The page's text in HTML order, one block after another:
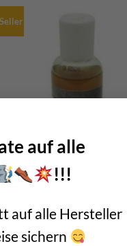
auf alle
!!!
auf alle Hersteller
sichern
Kletterausrüstung
€9,90
inkl. 20 % MwSt.